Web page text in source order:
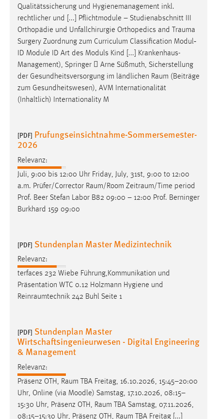
Qualitätssicherung und Hygienemanagement inkl.
rechtlicher und [...] Pflichtmodule – Studienabschnitt III
Orthopädie und Unfallchirurgie Orthopedics and Trauma
Surgery Zuordnung zum Curriculum Classification Modul‐
ID Module ID Art des Moduls Kind [...] Krankenhaus-
Management), Springer  Arne Süßmuth, Sicherstellung
der Gesundheitsversorgung im ländlichen Raum (Beiträge
zum Gesundheitswesen), AVM Internationalität
(Inhaltlich) Internationality M
[PDF] Prufungseinsichtnahme-Sommersemester-
2026
Relevanz:
Juli, 9:00 bis 12:00 Uhr Friday, July, 31st, 9:00 to 12:00
a.m. Prüfer/Corrector Raum/Room Zeitraum/Time period
Prof. Beer Stefan Labor B82 09:00 – 12:00 Prof. Berninger
Burkhard 159 09:00
[PDF] Stundenplan Master Medizintechnik
Relevanz:
terfaces 232 Wiebe Führung,Kommunikation und
Präsentation WTC 0.12 Holzmann Hygiene und
Reinraumtechnik 242 Buhl Seite 1
[PDF] Stundenplan Master
Wirtschaftsingenieurwesen - Digital Engineering
& Management
Relevanz:
Präsenz OTH, Raum TBA Freitag, 16.10.2026, 15:45–20:00
Uhr, Online (via Moodle) Samstag, 17.10.2026, 08:15–
15:30 Uhr, Präsenz OTH, Raum TBA Samstag, 07.11.2026,
08:15–15:30 Uhr, Präsenz OTH, Raum TBA Freitag [...]